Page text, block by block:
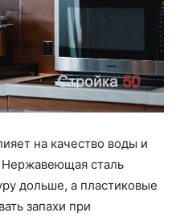
на качество воды и
Нержавеющая сталь
дольше, а пластиковые
запахи при